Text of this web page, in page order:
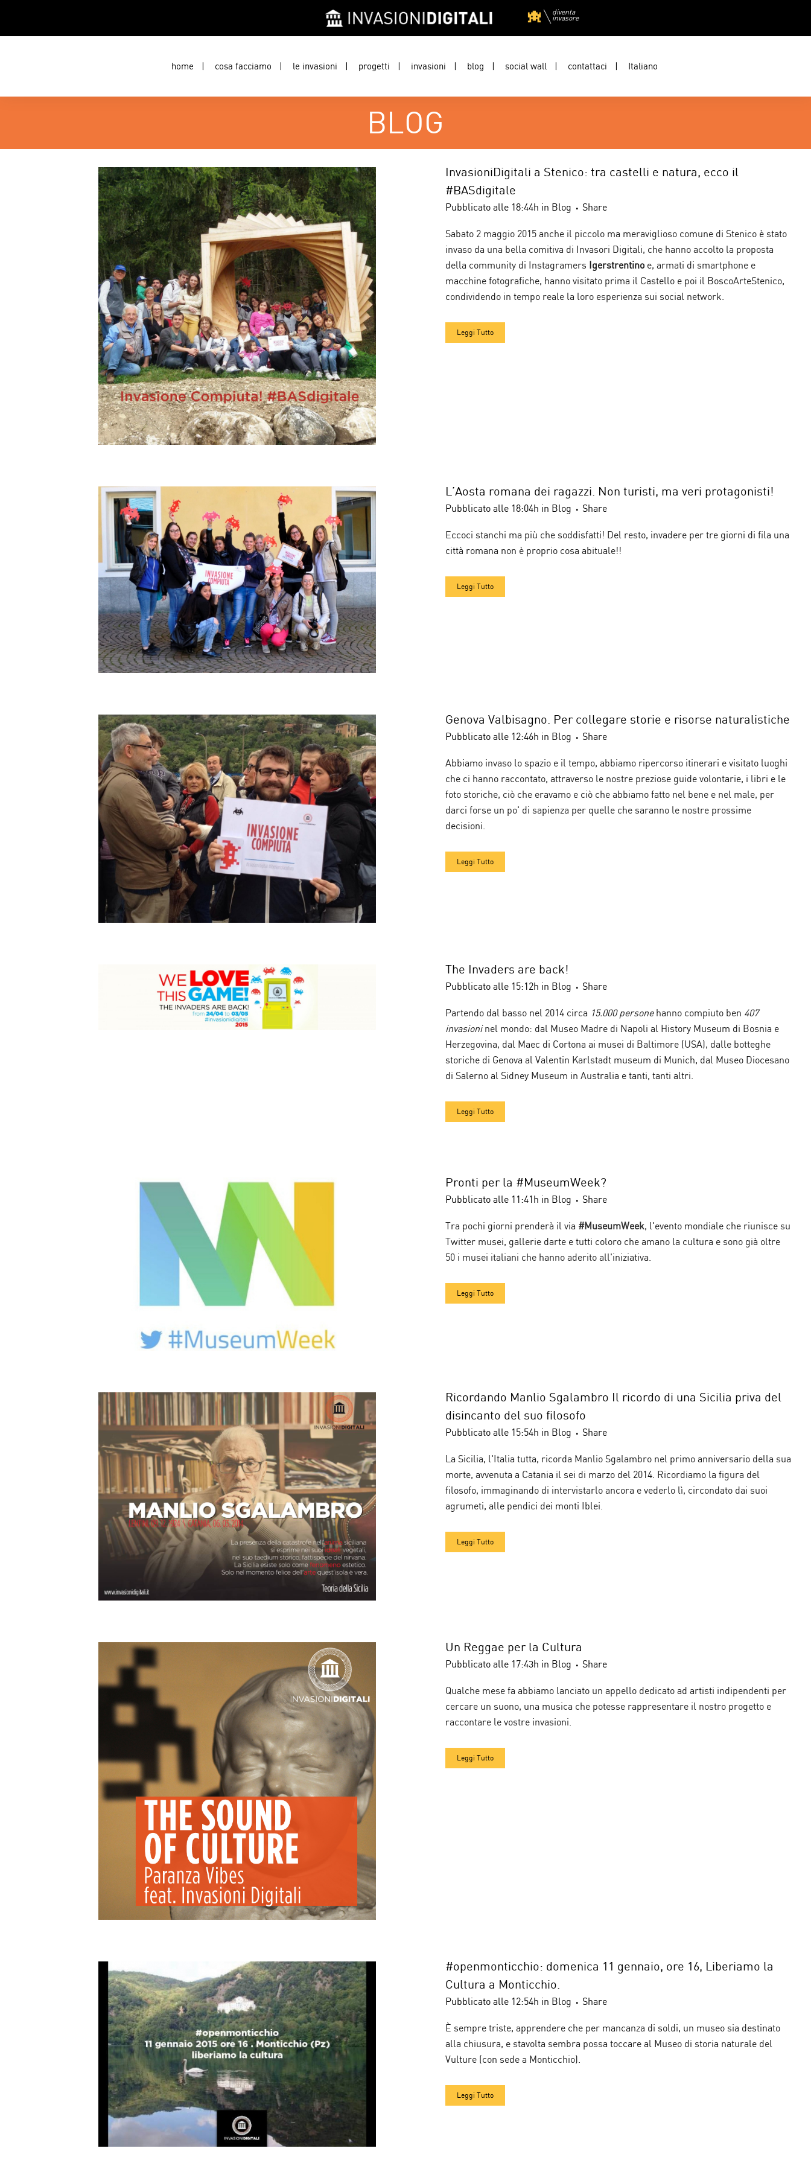
diventa
invasore
home cosa facciamo le invasioni progetti invasioni blog social wall contattaci Italiano
BLOG
InvasioniDigitali a Stenico: tra castelli e natura, ecco il
#BASdigitale
Pubblicato alle 18:44h in Blog Share
Sabato 2 maggio 2015 anche il piccolo ma meraviglioso comune di Stenico è stato
invaso da una bella comitiva di Invasori Digitali, che hanno accolto la proposta
della community di Instagramers Igerstrentinoe, armati di smartphone e
macchine fotografiche, hanno visitato prima il Castello e poi il BoscoArteStenico,
condividendo in tempo reale la loro esperienza sui social network.
Leggi Tutto
L’Aosta romana dei ragazzi. Non turisti, ma veri protagonisti!
Pubblicato alle 18:04h in Blog Share
Eccoci stanchi ma più che soddisfatti! Del resto, invadere per tre giorni di fila una
città romana non è proprio cosa abituale!!
Leggi Tutto
Genova Valbisagno. Per collegare storie e risorse naturalistiche
Pubblicato alle 12:46h in Blog Share
Abbiamo invaso lo spazio e il tempo, abbiamo ripercorso itinerari e visitato luoghi
che ci hanno raccontato, attraverso le nostre preziose guide volontarie, i libri e le
foto storiche, ciò che eravamo e ciò che abbiamo fatto nel bene e nel male, per
darci forse un po' di sapienza per quelle che saranno le nostre prossime
decisioni.
Leggi Tutto
The Invaders are back!
Pubblicato alle 15:12h in Blog Share
Partendo dal basso nel 2014 circa 15.000 personehanno compiuto ben 407
invasioninel mondo: dal Museo Madre di Napoli al History Museum di Bosnia e
Herzegovina, dal Maec di Cortona ai musei di Baltimore (USA), dalle botteghe
storiche di Genova al Valentin Karlstadt museum di Munich, dal Museo Diocesano
di Salerno al Sidney Museum in Australia e tanti, tanti altri.
Leggi Tutto
Pronti per la #MuseumWeek?
Pubblicato alle 11:41h in Blog Share
Tra pochi giorni prenderà il via #MuseumWeek, l'evento mondiale che riunisce su
Twitter musei, gallerie darte e tutti coloro che amano la cultura e sono già oltre
50 i musei italiani che hanno aderito all'iniziativa.
Leggi Tutto
Ricordando Manlio Sgalambro Il ricordo di una Sicilia priva del
disincanto del suo filosofo
Pubblicato alle 15:54h in Blog Share
La Sicilia, l'Italia tutta, ricorda Manlio Sgalambro nel primo anniversario della sua
morte, avvenuta a Catania il sei di marzo del 2014. Ricordiamo la figura del
filosofo, immaginando di intervistarlo ancora e vederlo lì, circondato dai suoi
agrumeti, alle pendici dei monti Iblei.
Leggi Tutto
Un Reggae per la Cultura
Pubblicato alle 17:43h in Blog Share
Qualche mese fa abbiamo lanciato un appello dedicato ad artisti indipendenti per
cercare un suono, una musica che potesse rappresentare il nostro progetto e
raccontare le vostre invasioni.
Leggi Tutto
#openmonticchio: domenica 11 gennaio, ore 16, Liberiamo la
Cultura a Monticchio.
Pubblicato alle 12:54h in Blog Share
È sempre triste, apprendere che per mancanza di soldi, un museo sia destinato
alla chiusura, e stavolta sembra possa toccare al Museo di storia naturale del
Vulture (con sede a Monticchio).
Leggi Tutto